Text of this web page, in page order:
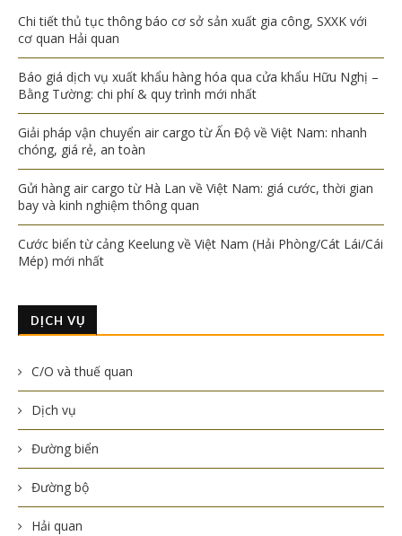
Chi tiết thủ tục thông báo cơ sở sản xuất gia công, SXXK với
cơ quan Hải quan
Báo giá dịch vụ xuất khẩu hàng hóa qua cửa khẩu Hữu Nghị –
Bằng Tường: chi phí & quy trình mới nhất
Giải pháp vận chuyển air cargo từ Ấn Độ về Việt Nam: nhanh
chóng, giá rẻ, an toàn
Gửi hàng air cargo từ Hà Lan về Việt Nam: giá cước, thời gian
bay và kinh nghiệm thông quan
Cước biển từ cảng Keelung về Việt Nam (Hải Phòng/Cát Lái/Cái
Mép) mới nhất
DỊCH VỤ
C/O và thuế quan
Dịch vụ
Đường biển
Đường bộ
Hải quan